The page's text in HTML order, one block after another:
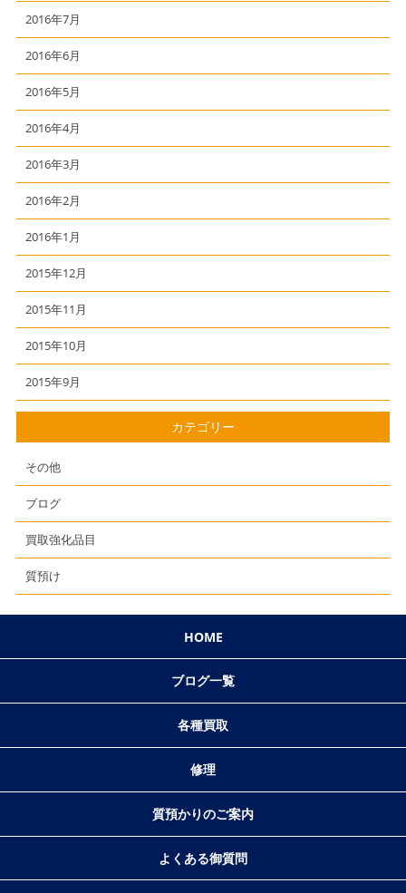
2016年7月
2016年6月
2016年5月
2016年4月
2016年3月
2016年2月
2016年1月
2015年12月
2015年11月
2015年10月
2015年9月
カテゴリー
その他
ブログ
買取強化品目
質預け
HOME
ブログ一覧
各種買取
修理
質預かりのご案内
よくある御質問